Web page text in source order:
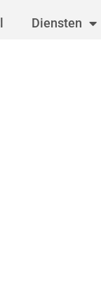
Diensten